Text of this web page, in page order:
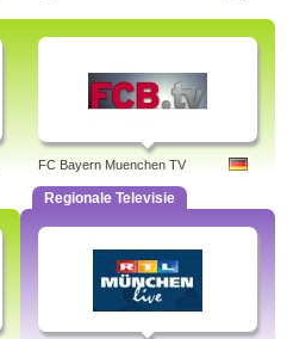
FC Bayern Muenchen TV
Regionale Televisie